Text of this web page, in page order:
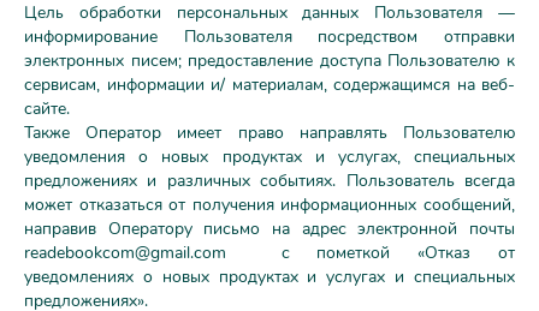
Цель обработки персональных данных Пользователя —
информирование Пользователя посредством отправки
электронных писем; предоставление доступа Пользователю к
сервисам, информации и/ материалам, содержащимся на веб-
сайте.
Также Оператор имеет право направлять Пользователю
уведомления о новых продуктах и услугах, специальных
предложениях и различных событиях. Пользователь всегда
может отказаться от получения информационных сообщений,
направив Оператору письмо на адрес электронной почты
readebookcom@gmail.com с пометкой «Отказ от
уведомлениях о новых продуктах и услугах и специальных
предложениях».